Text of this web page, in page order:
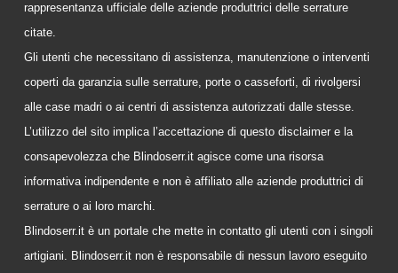
rappresentanza ufficiale delle aziende produttrici delle serrature
citate.
Gli utenti che necessitano di assistenza, manutenzione o interventi
coperti da garanzia sulle serrature, porte o casseforti, di rivolgersi
alle case madri o ai centri di assistenza autorizzati dalle stesse.
L’utilizzo del sito implica l’accettazione di questo disclaimer e la
consapevolezza che Blindoserr.it agisce come una risorsa
informativa indipendente e non è affiliato alle aziende produttrici di
serrature o ai loro marchi.
Blindoserr.it è un portale che mette in contatto gli utenti con i singoli
artigiani. Blindoserr.it non è responsabile di nessun lavoro eseguito